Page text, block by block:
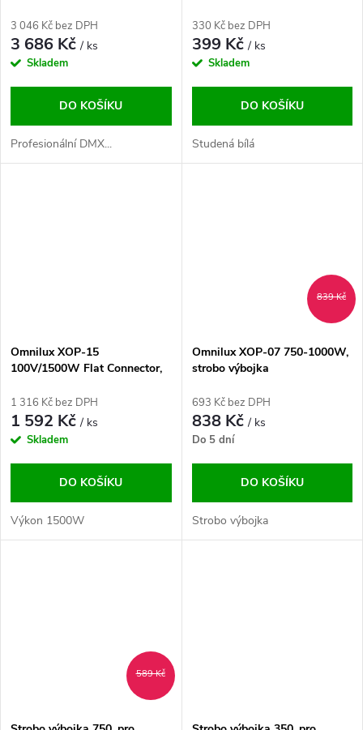
3 046 Kč bez DPH
3 686 Kč/ ks
Skladem
DO KOŠÍKU
Profesionální DMX...
330 Kč bez DPH
399 Kč/ ks
Skladem
DO KOŠÍKU
Studená bílá
Omnilux XOP-15
100V/1500W Flat Connector,
1 316 Kč bez DPH
1 592 Kč/ ks
Skladem
DO KOŠÍKU
Výkon 1500W
839 Kč
Omnilux XOP-07 750-1000W,
strobo výbojka
693 Kč bez DPH
838 Kč/ ks
Do 5 dní
DO KOŠÍKU
Strobo výbojka
589 Kč